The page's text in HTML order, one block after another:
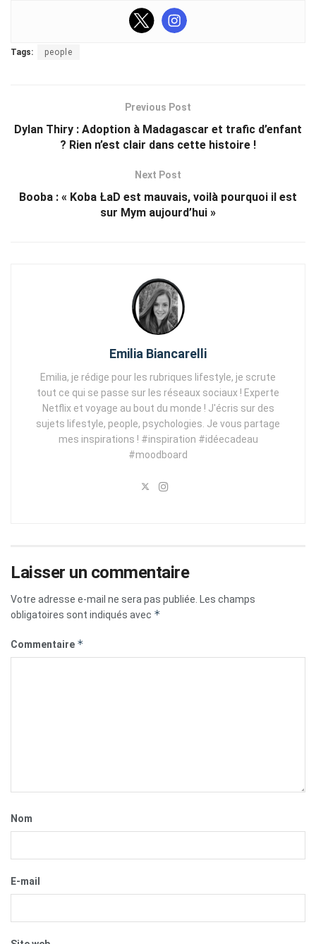
Tags: people
Previous Post
Dylan Thiry : Adoption à Madagascar et trafic d’enfant
? Rien n’est clair dans cette histoire !
Next Post
Booba : « Koba ŁaD est mauvais, voilà pourquoi il est
sur Mym aujourd’hui »
Emilia Biancarelli
Emilia, je rédige pour les rubriques lifestyle, je scrute
tout ce qui se passe sur les réseaux sociaux ! Experte
Netflix et voyage au bout du monde ! J'écris sur des
sujets lifestyle, people, psychologies. Je vous partage
mes inspirations ! #inspiration #idéecadeau
#moodboard
Laisser un commentaire
Votre adresse e-mail ne sera pas publiée.
Les champs
obligatoires sont indiqués avec *
Commentaire *
Nom
E-mail